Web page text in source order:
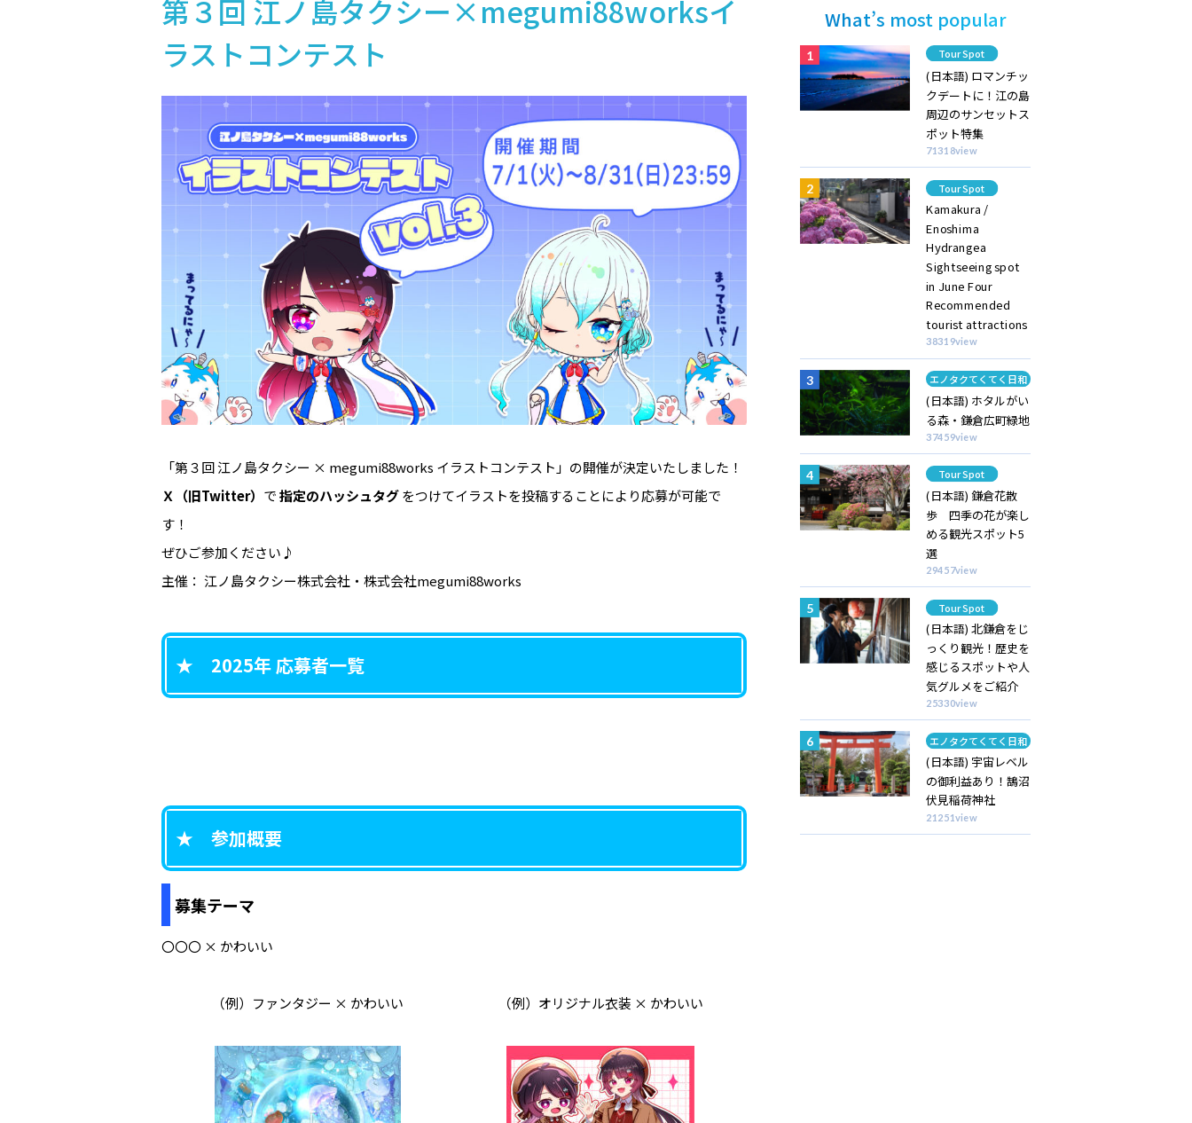
第３回 江ノ島タクシー×megumi88worksイ
ラストコンテスト
「第３回 江ノ島タクシー × megumi88works イラストコンテスト」の開催が決定いたしました！
Ｘ（旧Twitter） で指定のハッシュタグをつけてイラストを投稿することにより応募が可能で
す！
ぜひご参加ください♪
主催： 江ノ島タクシー株式会社・株式会社megumi88works
★ 2025年 応募者一覧
★ 参加概要
募集テーマ
〇〇〇 × かわいい
（例）ファンタジー × かわいい （例）オリジナル衣装 × かわいい
What’s most popular
(日本語) ロマンチッ
クデートに！江の島
周辺のサンセットス
ポット特集
71318view
Category
Tour Spot
Kamakura /
Enoshima
Hydrangea
Sightseeing spot
in June Four
Recommended
tourist attractions
38319view
Category
Tour Spot
(日本語) ホタルがい
る森・鎌倉広町緑地
37459view
Category
エノタクてくてく日和
(日本語) 鎌倉花散
歩 四季の花が楽し
める観光スポット5
選
29457view
Category
Tour Spot
(日本語) 北鎌倉をじ
っくり観光！歴史を
感じるスポットや人
気グルメをご紹介
25330view
Category
Tour Spot
(日本語) 宇宙レベル
の御利益あり！鵠沼
伏見稲荷神社
21251view
Category
エノタクてくてく日和